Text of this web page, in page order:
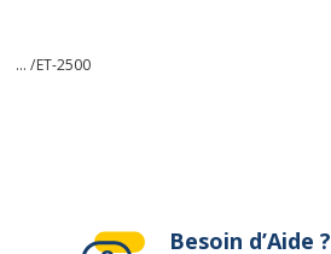
... /ET-2500
Besoin d’Aide ?